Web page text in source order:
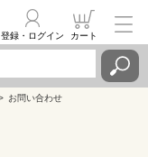
登録・ログイン カート
お問い合わせ